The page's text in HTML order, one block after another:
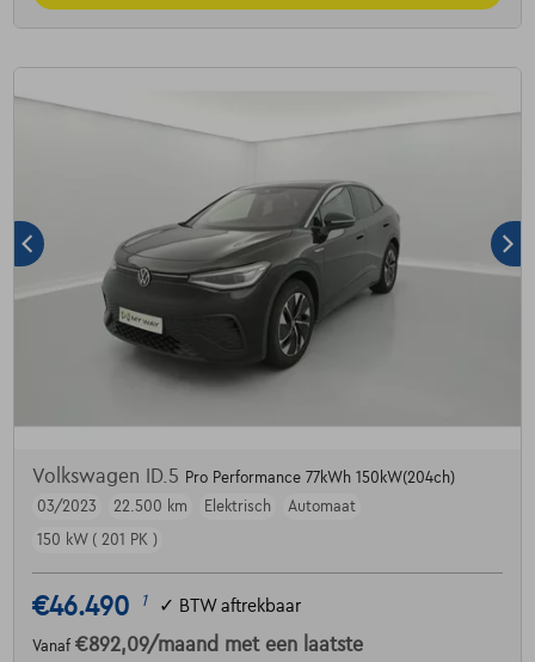
Volkswagen ID.5 Pro Performance 77kWh 150kW(204ch)
03/2023
22.500 km Elektrisch
Automaat
150 kW ( 201 PK )
€46.490 1 ✓ BTW aftrekbaar
Vanaf €892,09/maand met een laatste